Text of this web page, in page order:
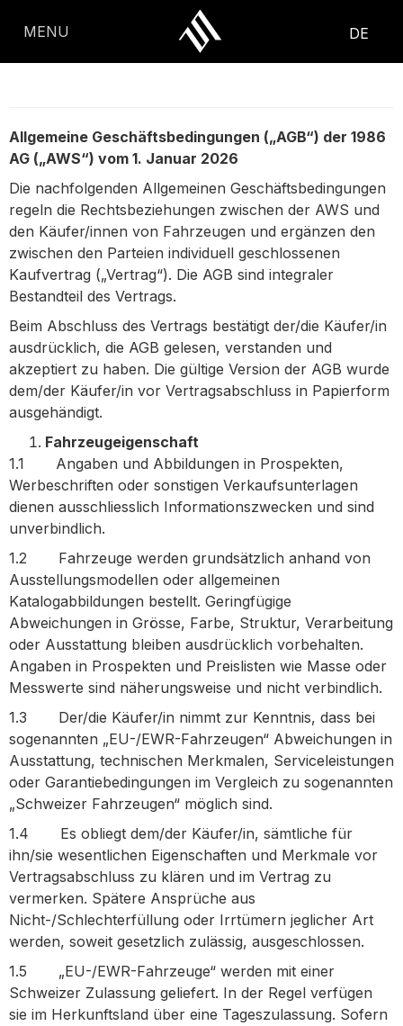
springen
MENU DE
Allgemeine Geschäftsbedingungen („AGB“) der 1986
AG („AWS“) vom 1. Januar 2026
Die nachfolgenden Allgemeinen Geschäftsbedingungen
regeln die Rechtsbeziehungen zwischen der AWS und
den Käufer/innen von Fahrzeugen und ergänzen den
zwischen den Parteien individuell geschlossenen
Kaufvertrag („Vertrag“). Die AGB sind integraler
Bestandteil des Vertrags.
Beim Abschluss des Vertrags bestätigt der/die Käufer/in
ausdrücklich, die AGB gelesen, verstanden und
akzeptiert zu haben. Die gültige Version der AGB wurde
dem/der Käufer/in vor Vertragsabschluss in Papierform
ausgehändigt.
Fahrzeugeigenschaft
1.1 Angaben und Abbildungen in Prospekten,
Werbeschriften oder sonstigen Verkaufsunterlagen
dienen ausschliesslich Informationszwecken und sind
unverbindlich.
1.2 Fahrzeuge werden grundsätzlich anhand von
Ausstellungsmodellen oder allgemeinen
Katalogabbildungen bestellt. Geringfügige
Abweichungen in Grösse, Farbe, Struktur, Verarbeitung
oder Ausstattung bleiben ausdrücklich vorbehalten.
Angaben in Prospekten und Preislisten wie Masse oder
Messwerte sind näherungsweise und nicht verbindlich.
1.3 Der/die Käufer/in nimmt zur Kenntnis, dass bei
sogenannten „EU-/EWR-Fahrzeugen“ Abweichungen in
Ausstattung, technischen Merkmalen, Serviceleistungen
oder Garantiebedingungen im Vergleich zu sogenannten
„Schweizer Fahrzeugen“ möglich sind.
1.4 Es obliegt dem/der Käufer/in, sämtliche für
ihn/sie wesentlichen Eigenschaften und Merkmale vor
Vertragsabschluss zu klären und im Vertrag zu
vermerken. Spätere Ansprüche aus
Nicht-/Schlechterfüllung oder Irrtümern jeglicher Art
werden, soweit gesetzlich zulässig, ausgeschlossen.
1.5 „EU-/EWR-Fahrzeuge“ werden mit einer
Schweizer Zulassung geliefert. In der Regel verfügen
sie im Herkunftsland über eine Tageszulassung. Sofern